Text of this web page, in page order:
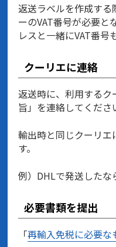
返送ラベルを作成す
ーのVAT番号が必要と
レスと一緒にVAT番号
クーリエに連絡
返送時に、利用する
旨」を連絡してくださ
輸出時と同じクーリエ
す。
例）DHLで発送したな
必要書類を提出
「再輸入免税に必要な